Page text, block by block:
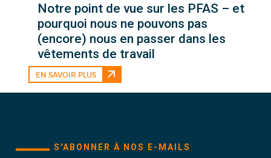
Notre point de vue sur les PFAS – et
pourquoi nous ne pouvons pas
(encore) nous en passer dans les
vêtements de travail
EN SAVOIR PLUS
S'ABONNER À NOS E-MAILS